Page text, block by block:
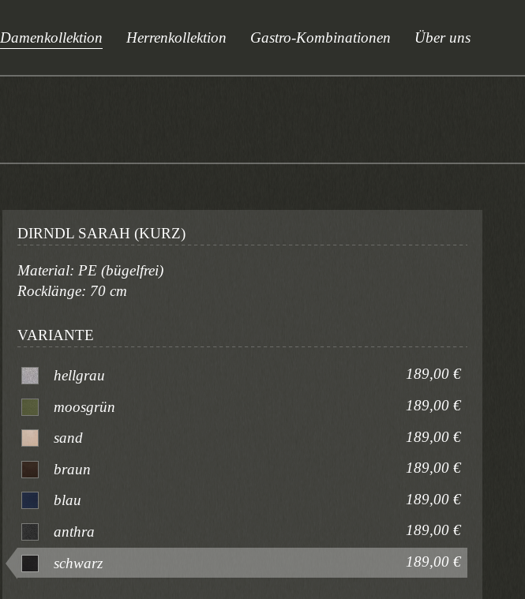
Damenkollektion Herrenkollektion Gastro-Kombinationen Über uns
DIRNDL SARAH (KURZ)
Material: PE (bügelfrei)
Rocklänge: 70 cm
VARIANTE
hellgrau
189,00 €
moosgrün
189,00 €
sand
189,00 €
braun
189,00 €
blau
189,00 €
anthra
189,00 €
schwarz
189,00 €